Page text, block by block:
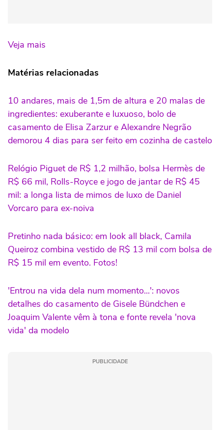
Veja mais
Matérias relacionadas
10 andares, mais de 1,5m de altura e 20 malas de
ingredientes: exuberante e luxuoso, bolo de
casamento de Elisa Zarzur e Alexandre Negrão
demorou 4 dias para ser feito em cozinha de castelo
Relógio Piguet de R$ 1,2 milhão, bolsa Hermès de
R$ 66 mil, Rolls-Royce e jogo de jantar de R$ 45
mil: a longa lista de mimos de luxo de Daniel
Vorcaro para ex-noiva
Pretinho nada básico: em look all black, Camila
Queiroz combina vestido de R$ 13 mil com bolsa de
R$ 15 mil em evento. Fotos!
'Entrou na vida dela num momento...': novos
detalhes do casamento de Gisele Bündchen e
Joaquim Valente vêm à tona e fonte revela 'nova
vida' da modelo
PUBLICIDADE